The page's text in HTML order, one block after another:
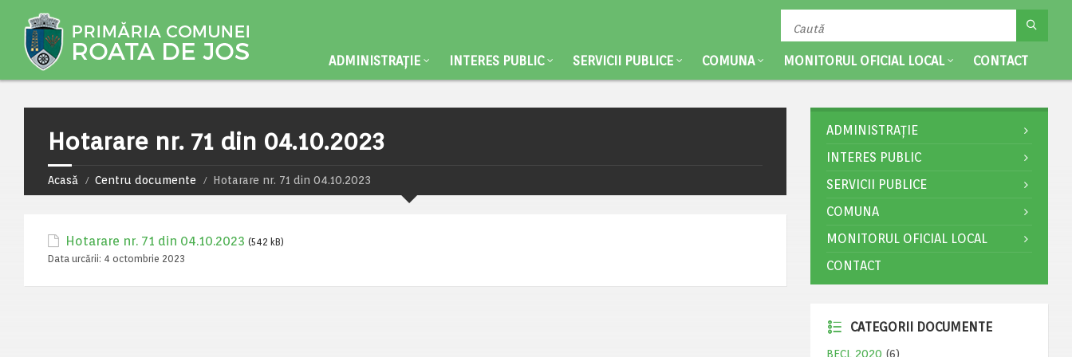
ADMINISTRAȚIE INTERES PUBLIC SERVICII PUBLICE COMUNA MONITORUL OFICIAL LOCAL CONTACT
Hotarare nr. 71 din 04.10.2023
Acasă Centru documente Hotarare nr. 71 din 04.10.2023
Hotarare nr. 71 din 04.10.2023 (542 kB)
Data urcării: 4 octombrie 2023
ADMINISTRAȚIE
INTERES PUBLIC
SERVICII PUBLICE
COMUNA
MONITORUL OFICIAL LOCAL
CONTACT
CATEGORII DOCUMENTE
BECL 2020 (6)